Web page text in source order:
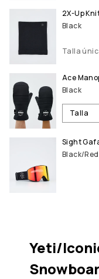
2X-Up
Black
Talla
Ace
Black
Talla
Sight
Black/
Yeti/